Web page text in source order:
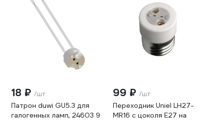
18 ₽ /шт
Патрон duwi GU5.3 для
галогенных ламп, 24603 9
99 ₽ /шт
Переходник Uniel LH27-
MR16 с цоколя Е27 на